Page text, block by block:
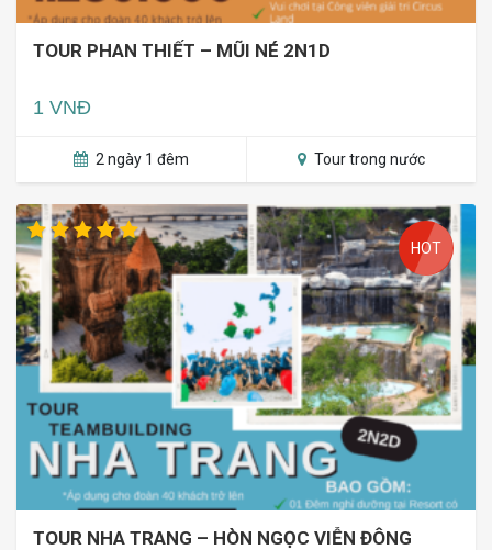
TOUR PHAN THIẾT – MŨI NÉ 2N1D
1 VNĐ
2 ngày 1 đêm Tour trong nước
HOT
TOUR NHA TRANG – HÒN NGỌC VIỄN ĐÔNG